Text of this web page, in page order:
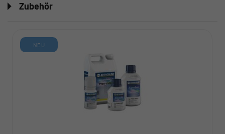
Zubehör
NEU